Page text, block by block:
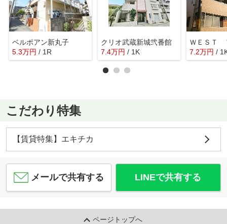
ベルポアン新丸子
5.3万円 / 1R
クリオ武蔵新城弐番館
7.4万円 / 1K 7.2万円 /
こだわり特集
【賃貸特集】エキチカ
メールで共有する LINEで共有する
ページトップへ